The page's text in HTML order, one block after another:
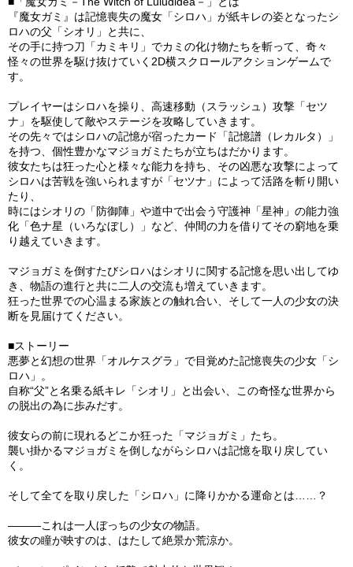
『魔女ガミ』は記憶喪失の魔女「シロハ」が紙キレの姿となったシ
ロハの父「シオリ」と共に、
その手に持つ刀「カミキリ」でカミの化け物たちを斬って、奇々
怪々の世界を駆け抜けていく2D横スクロールアクションゲームで
す。
プレイヤーはシロハを操り、高速移動（スラッシュ）攻撃「セツ
ナ」を駆使して敵やステージを攻略していきます。
その先々ではシロハの記憶が宿ったカード「記憶譜（レカルタ）」
を持つ、個性豊かなマジョガミたちが立ちはだかります。
彼女たちは狂った心と様々な能力を持ち、その凶悪な攻撃によって
シロハは苦戦を強いられますが「セツナ」によって活路を斬り開い
たり、
時にはシオリの「防御陣」や道中で出会う守護神「星神」の能力強
化「色ナ星（いろなぼし）」など、仲間の力を借りてその窮地を乗
り越えていきます。
マジョガミを倒すたびシロハはシオリに関する記憶を思い出してゆ
き、物語の進行と共に二人の交流も増えていきます。
狂った世界での心温まる家族との触れ合い、そして一人の少女の決
断を見届けてください。
■ストーリー
悪夢と幻想の世界「オルケスグラ」で目覚めた記憶喪失の少女「シ
ロハ」。
自称“父”と名乗る紙キレ「シオリ」と出会い、この奇怪な世界から
の脱出の為に歩みだす。
彼女らの前に現れるどこか狂った「マジョガミ」たち。
襲い掛かるマジョガミを倒しながらシロハは記憶を取り戻してい
く。
そして全てを取り戻した「シロハ」に降りかかる運命とは……？
―――これは一人ぼっちの少女の物語。
彼女の瞳が映すのは、はたして絶景か荒涼か。